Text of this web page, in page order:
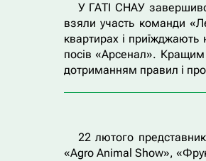
У ГАТІ СНАУ
взяли участь команди
квартирах і
посів «Арсенал».
дотриманням правил і
22 лютого
«Agro Animal Show»,